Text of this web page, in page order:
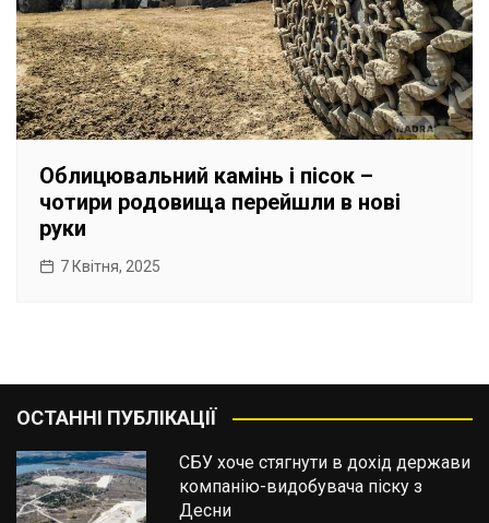
Облицювальний камінь і пісок –
чотири родовища перейшли в нові
руки
7 Квітня, 2025
ОСТАННІ ПУБЛІКАЦІЇ
СБУ хоче стягнути в дохід держави
компанію-видобувача піску з
Десни